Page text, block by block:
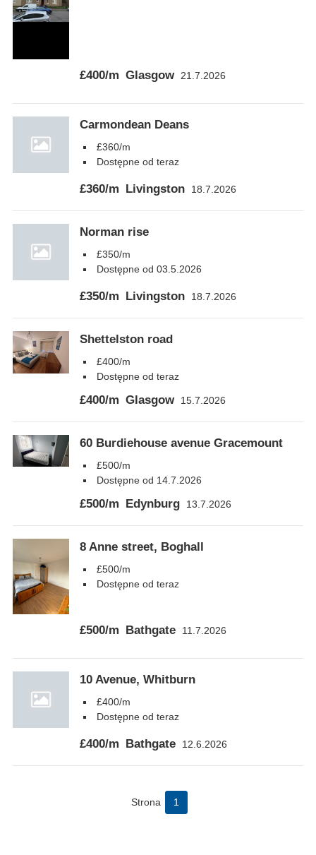
£400/m Glasgow 21.7.2026
Carmondean Deans
£360/m
Dostępne od teraz
£360/m Livingston 18.7.2026
Norman rise
£350/m
Dostępne od 03.5.2026
£350/m Livingston 18.7.2026
Shettelston road
£400/m
Dostępne od teraz
£400/m Glasgow 15.7.2026
60 Burdiehouse avenue Gracemount
£500/m
Dostępne od 14.7.2026
£500/m Edynburg 13.7.2026
8 Anne street, Boghall
£500/m
Dostępne od teraz
£500/m Bathgate 11.7.2026
10 Avenue, Whitburn
£400/m
Dostępne od teraz
£400/m Bathgate 12.6.2026
Strona 1